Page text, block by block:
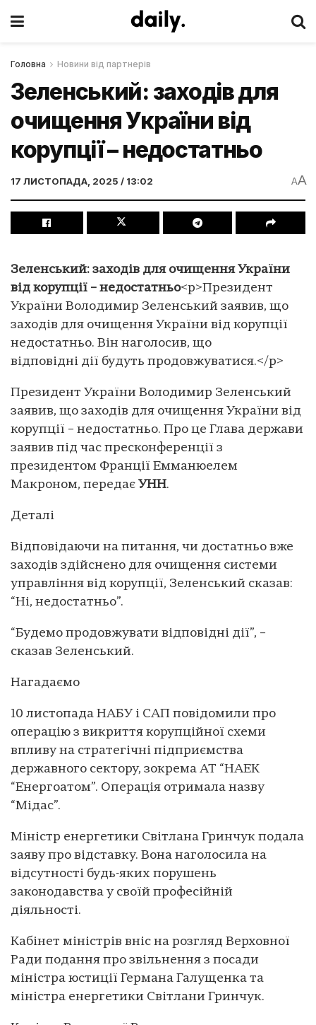
Головна Новини від партнерів
Зеленський: заходів для
очищення України від
корупції – недостатньо
17 ЛИСТОПАДА, 2025 / 13:02 AA
Зеленський: заходів для очищення України
від корупції – недостатньо<p>Президент
України Володимир Зеленський заявив, що
заходів для очищення України від корупції
недостатньо. Він наголосив, що
відповідні дії будуть продовжуватися.</p>
Президент України Володимир Зеленський
заявив, що заходів для очищення України від
корупції – недостатньо. Про це Глава держави
заявив під час пресконференції з
президентом Франції Емманюелем
Макроном, передає УНН.
Деталі
Відповідаючи на питання, чи достатньо вже
заходів здійснено для очищення системи
управління від корупції, Зеленський сказав:
“Ні, недостатньо”.
“Будемо продовжувати відповідні дії”, –
сказав Зеленський.
Нагадаємо
10 листопада НАБУ і САП повідомили про
операцію з викриття корупційної схеми
впливу на стратегічні підприємства
державного сектору, зокрема АТ “НАЕК
“Енергоатом”. Операція отримала назву
“Мідас”.
Міністр енергетики Світлана Гринчук подала
заяву про відставку. Вона наголосила на
відсутності будь-яких порушень
законодавства у своїй професійній
діяльності.
Кабінет міністрів вніс на розгляд Верховної
Ради подання про звільнення з посади
міністра юстиції Германа Галущенка та
міністра енергетики Світлани Гринчук.